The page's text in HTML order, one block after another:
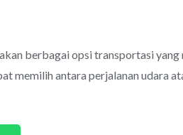
berbagai opsi transportasi yang
memilih antara perjalanan udara